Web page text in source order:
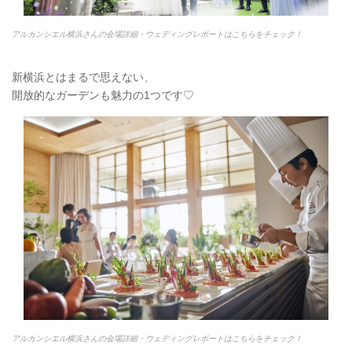
アルカンシエル横浜さんの会場詳細・ウェディングレポートはこちらをチェック！
新横浜とはまるで思えない、
開放的なガーデンも魅力の1つです♡
アルカンシエル横浜さんの会場詳細・ウェディングレポートはこちらをチェック！